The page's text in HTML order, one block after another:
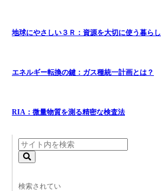
地球にやさしい３Ｒ：資源を大切に使う暮らし
エネルギー転換の鍵：ガス種統一計画とは？
RIA：微量物質を測る精密な検査法
検索されてい